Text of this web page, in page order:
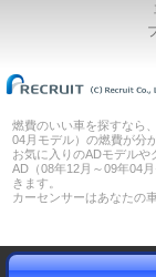
燃費のいい車を探すなら
04月モデル）の燃費が分
お気に入りのADモデル
AD（08年12月～09年04
きます。
カーセンサーはあなたの